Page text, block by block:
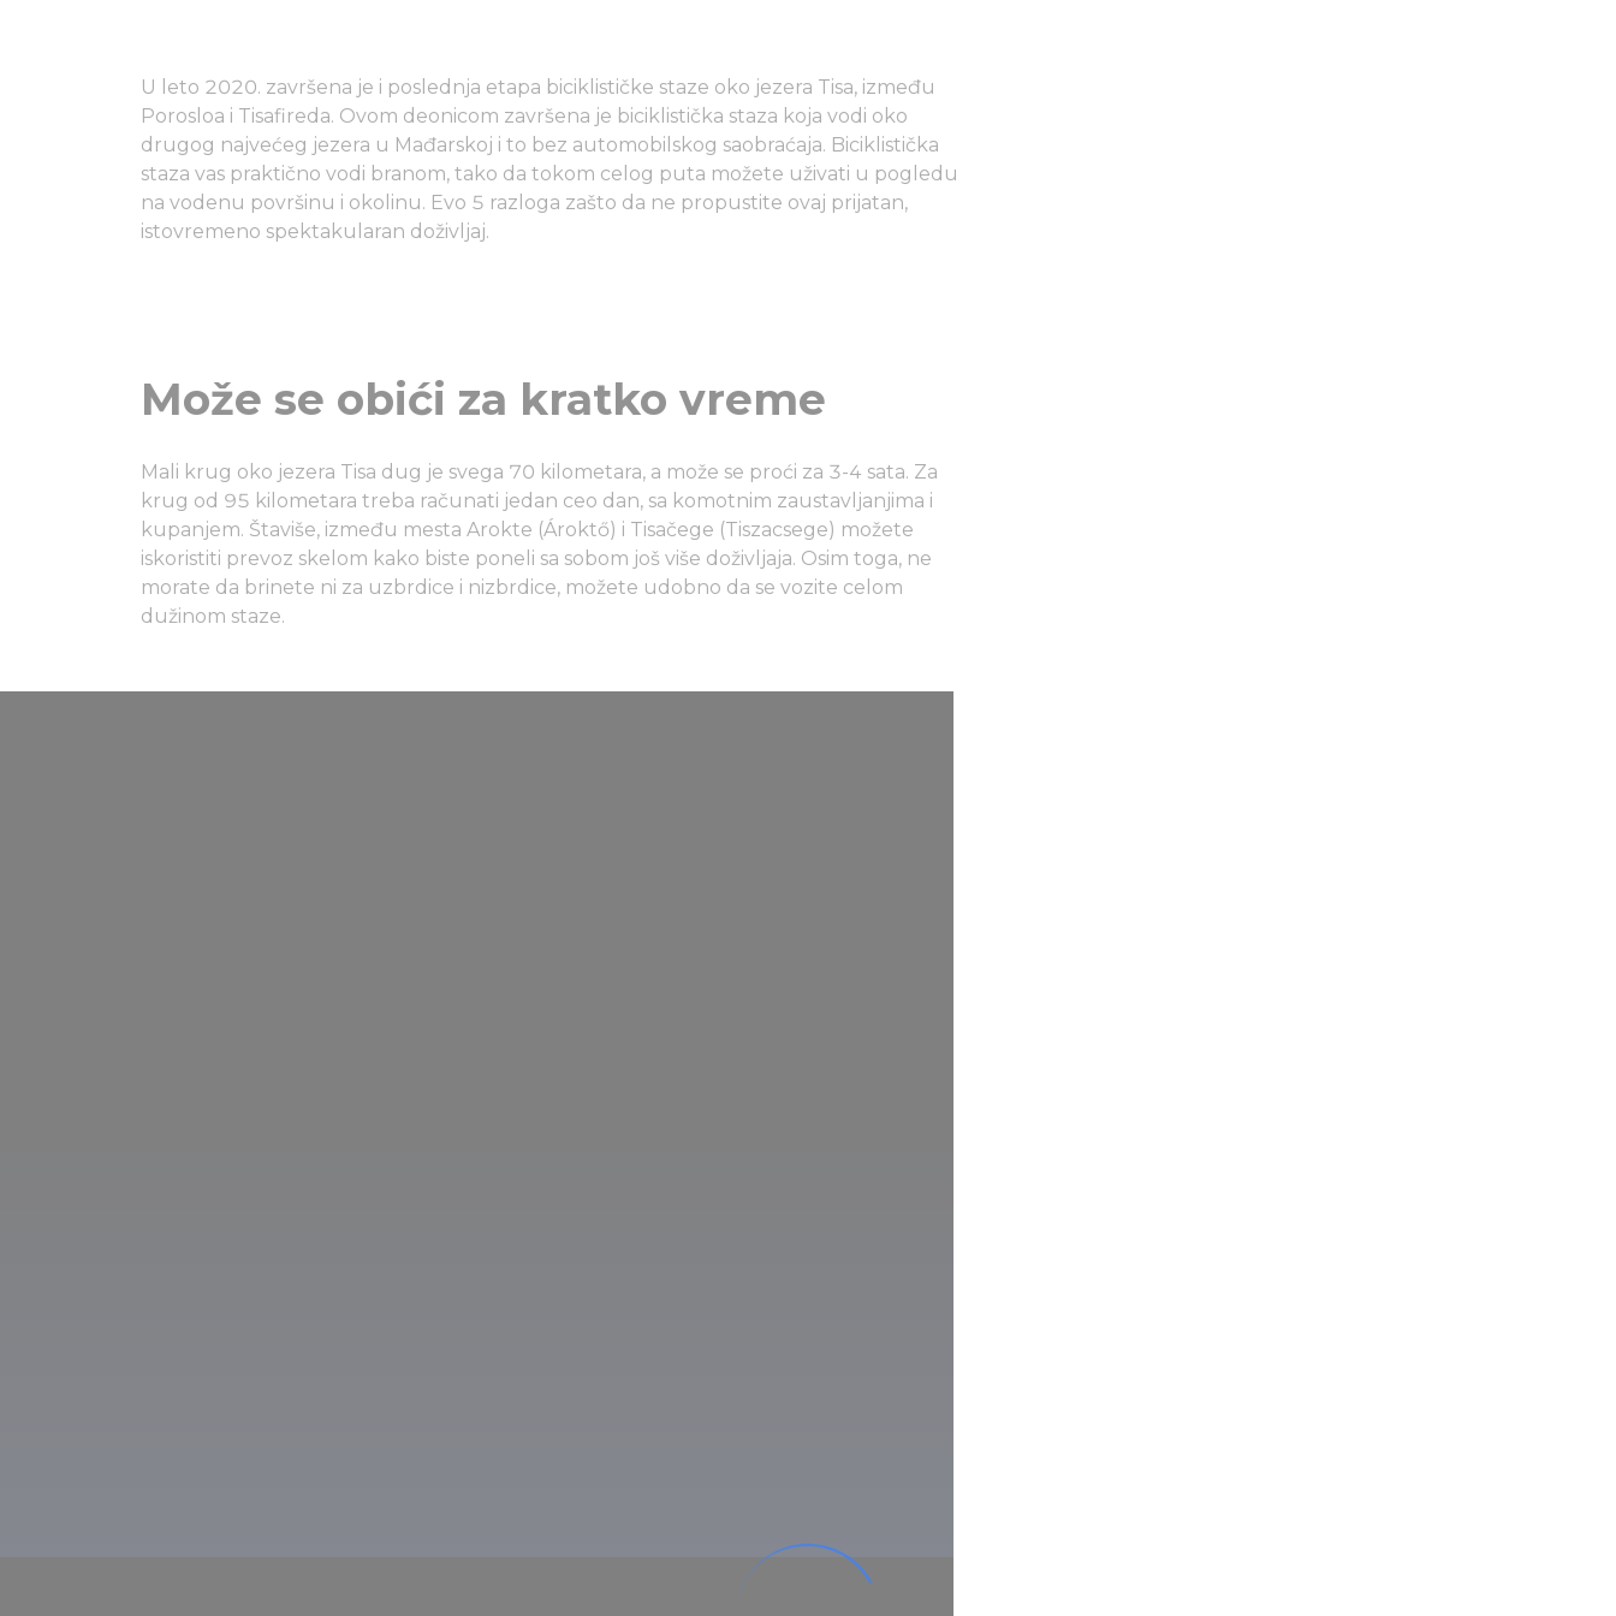
U leto 2020. završena je i poslednja etapa biciklističke staze oko jezera Tisa, između
Porosloa i Tisafireda. Ovom deonicom završena je biciklistička staza koja vodi oko
drugog najvećeg jezera u Mađarskoj i to bez automobilskog saobraćaja. Biciklistička
staza vas praktično vodi branom, tako da tokom celog puta možete uživati u pogledu
na vodenu površinu i okolinu. Evo 5 razloga zašto da ne propustite ovaj prijatan,
istovremeno spektakularan doživljaj.
Može se obići za kratko vreme
Mali krug oko jezera Tisa dug je svega 70 kilometara, a može se proći za 3-4 sata. Za
krug od 95 kilometara treba računati jedan ceo dan, sa komotnim zaustavljanjima i
kupanjem. Štaviše, između mesta Arokte (Ároktő) i Tisačege (Tiszacsege) možete
iskoristiti prevoz skelom kako biste poneli sa sobom još više doživljaja. Osim toga, ne
morate da brinete ni za uzbrdice i nizbrdice, možete udobno da se vozite celom
dužinom staze.